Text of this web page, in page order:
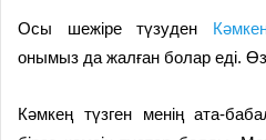
Осы шежіре түзуден
онымыз да жалған болар еді.
Кәмкең түзген менің ата-